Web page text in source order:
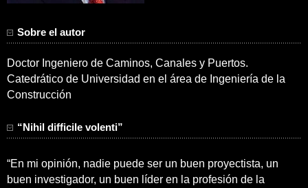
Sobre el autor
Doctor Ingeniero de Caminos, Canales y Puertos.
Catedrático de Universidad en el área de Ingeniería de la
Construcción
“Nihil difficile volenti”
“En mi opinión, nadie puede ser un buen proyectista, un
buen investigador, un buen líder en la profesión de la